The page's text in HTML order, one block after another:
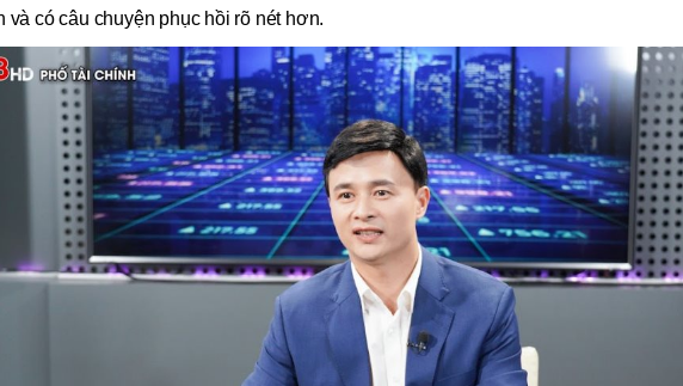
và có câu chuyện phục hồi rõ nét hơn.